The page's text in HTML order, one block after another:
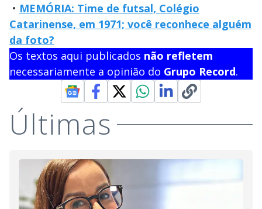
• MEMÓRIA: Time de futsal, Colégio
Catarinense, em 1971; você reconhece alguém
da foto?
Os textos aqui publicados não refletem
necessariamente a opinião do Grupo Record.
Últimas